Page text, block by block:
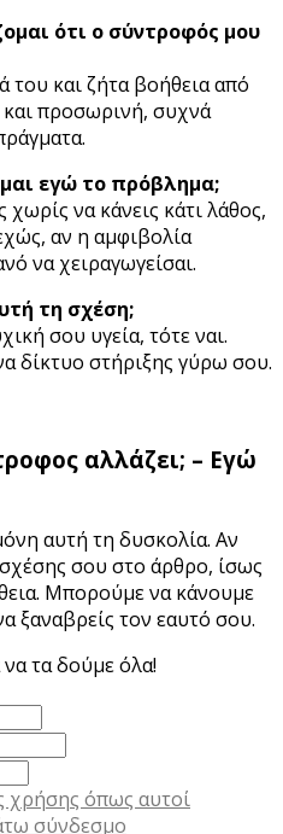
ότι ο σύντροφός μου
και ζήτα βοήθεια από
προσωρινή, συχνά
εγώ το πρόβλημα;
να κάνεις κάτι λάθος,
αν η αμφιβολία
να χειραγωγείσαι.
τη σχέση;
σου υγεία, τότε ναι.
δίκτυο στήριξης γύρω σου.
αλλάζει; – Εγώ
αυτή τη δυσκολία. Αν
σου στο άρθρο, ίσως
Μπορούμε να κάνουμε
ξαναβρείς τον εαυτό σου.
να τα δούμε όλα!
χρήσης όπως αυτοί
σύνδεσμο